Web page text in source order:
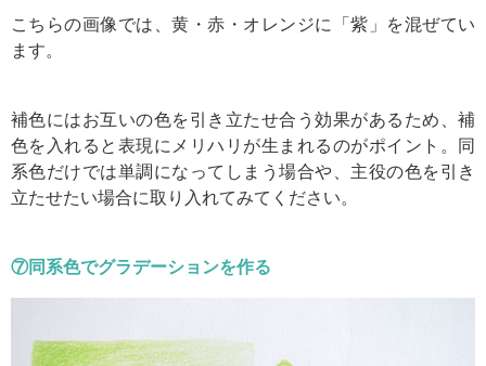
こちらの画像では、黄・赤・オレンジに「紫」を混ぜてい
ます。
補色にはお互いの色を引き立たせ合う効果があるため、補
色を入れると表現にメリハリが生まれるのがポイント。同
系色だけでは単調になってしまう場合や、主役の色を引き
立たせたい場合に取り入れてみてください。
⑦同系色でグラデーションを作る